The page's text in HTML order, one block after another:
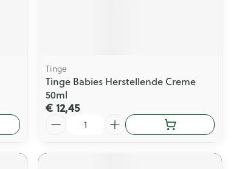
Tinge
Tinge Babies Herstellende Creme
50ml
€ 12,45